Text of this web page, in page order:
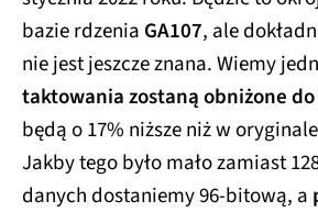
bazie rdzenia GA107, ale
nie jest jeszcze znana. Wiemy
taktowania zostaną obniżone do
będą o 17% niższe niż w
Jakby tego było mało zamiast
danych dostaniemy 96-bitową, a